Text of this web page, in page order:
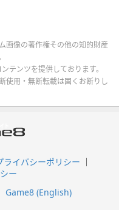
画像の著作権その他の知的財産
テンツを提供しております。
使用・無断転載は固くお断りし
ライバシーポリシー
ー
Game8 (English)